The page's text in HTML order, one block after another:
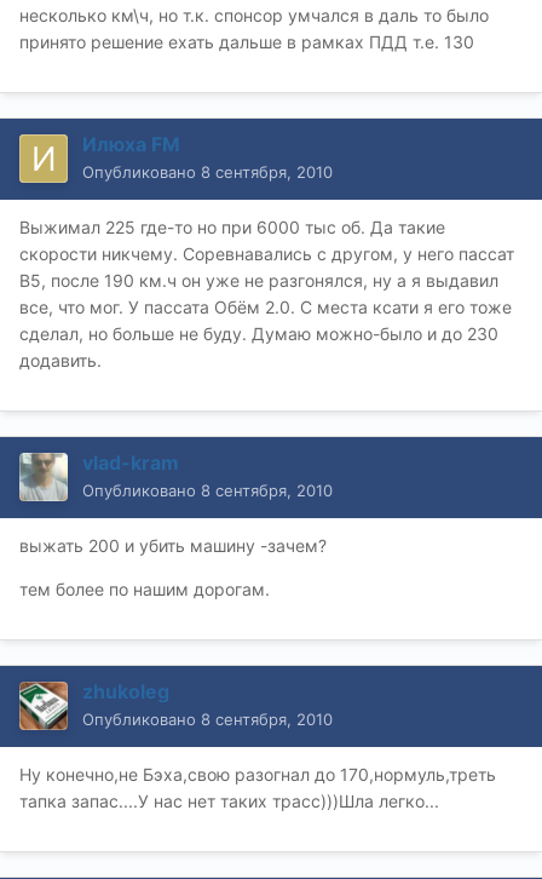
несколько км\ч, но т.к. спонсор умчался в даль то было
принято решение ехать дальше в рамках ПДД т.е. 130
Илюха FM
Опубликовано 8 сентября, 2010
Выжимал 225 где-то но при 6000 тыс об. Да такие
скорости никчему. Соревнавались с другом, у него пассат
B5, после 190 км.ч он уже не разгонялся, ну а я выдавил
все, что мог. У пассата Обём 2.0. С места ксати я его тоже
сделал, но больше не буду. Думаю можно-было и до 230
додавить.
vlad-kram
Опубликовано 8 сентября, 2010
выжать 200 и убить машину -зачем?
тем более по нашим дорогам.
zhukoleg
Опубликовано 8 сентября, 2010
Ну конечно,не Бэха,свою разогнал до 170,нормуль,треть
тапка запас....У нас нет таких трасс)))Шла легко...